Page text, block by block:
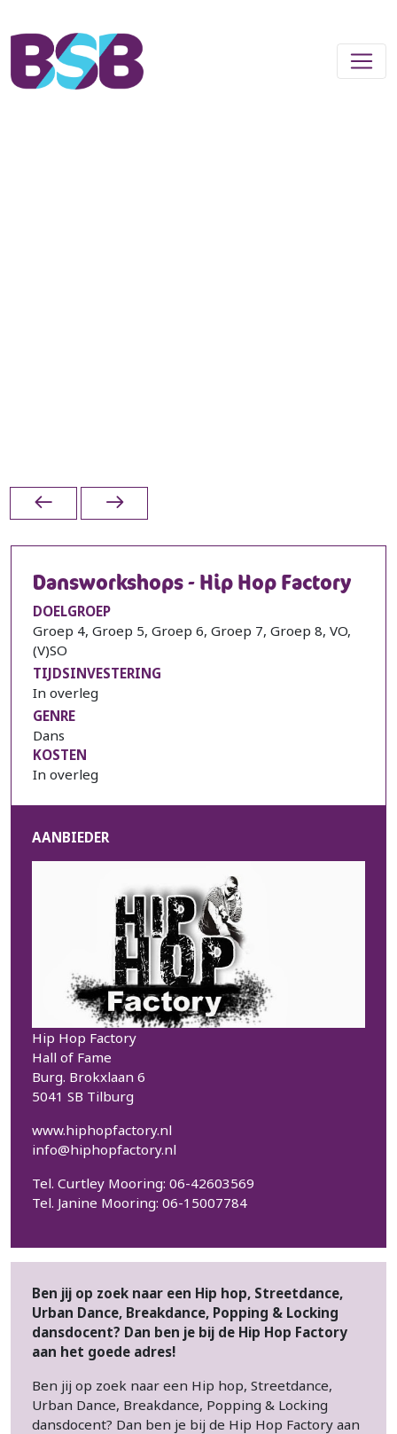
Dansworkshops - Hip Hop Factory
DOELGROEP
Groep 4, Groep 5, Groep 6, Groep 7, Groep 8, VO,
(V)SO
TIJDSINVESTERING
In overleg
GENRE
Dans
KOSTEN
In overleg
AANBIEDER
Hip Hop Factory
Hall of Fame
Burg. Brokxlaan 6
5041 SB Tilburg
www.hiphopfactory.nl
info@hiphopfactory.nl
Tel. Curtley Mooring: 06-42603569
Tel. Janine Mooring: 06-15007784
Ben jij op zoek naar een Hip hop, Streetdance,
Urban Dance, Breakdance, Popping & Locking
dansdocent? Dan ben je bij de Hip Hop Factory
aan het goede adres!
Ben jij op zoek naar een Hip hop, Streetdance,
Urban Dance, Breakdance, Popping & Locking
dansdocent? Dan ben je bij de Hip Hop Factory aan